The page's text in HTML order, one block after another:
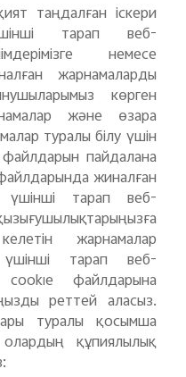
таңдалған іскери
тарап веб-
немесе
жарнамаларды
көрген
және өзара
туралы білу үшін
пайдалана
жиналған
үшінші тарап веб-
жарнамалар
тарап веб-
файлдарына
реттей аласыз.
туралы қосымша
құпиялылық